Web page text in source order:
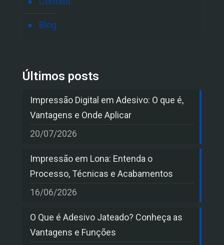
Blog
Últimos posts
Impressão Digital em Adesivo: O que é,
Vantagens e Onde Aplicar
20/07/2026
Impressão em Lona: Entenda o
Processo, Técnicas e Acabamentos
16/06/2026
O Que é Adesivo Jateado? Conheça as
Vantagens e Funções